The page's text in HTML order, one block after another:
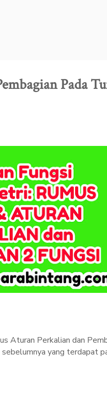
Pada
Aturan Perkalian dan
yang terdapat